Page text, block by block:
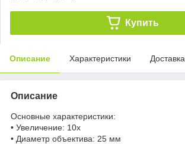
Купить
Описание Характеристики Доставка
Описание
Основные характеристики:
• Увеличение: 10x
• Диаметр объектива: 25 мм